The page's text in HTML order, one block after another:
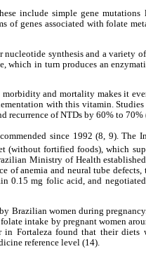
include simple gene
of genes associated with folate
nucleotide synthesis and a variety
which in turn produces an
and mortality makes it
with this vitamin.
recurrence of NTDs by 60% to 70%
since 1992 (8, 9). The
(without fortified foods), which
Ministry of Health
of anemia and neural tube
0.15 mg folic acid, and
Brazilian women during
intake by pregnant women
in Fortaleza found that their diets
reference level (14).